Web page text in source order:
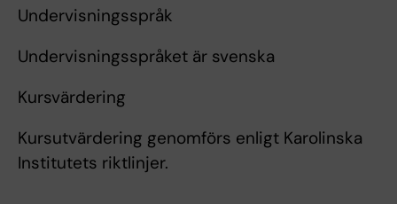
Undervisningsspråk
Undervisningsspråket är svenska
Kursvärdering
Kursutvärdering genomförs enligt Karolinska
Institutets riktlinjer.